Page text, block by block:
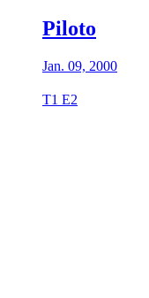
Piloto
Jan. 09, 2000
T1 E2